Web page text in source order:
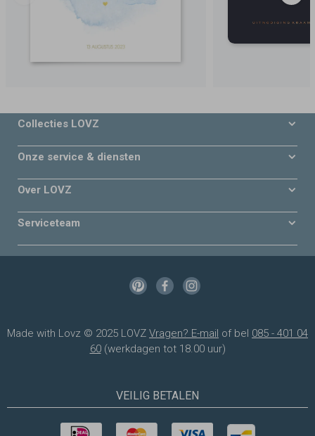
Collecties LOVZ
Onze service & diensten
Over LOVZ
Serviceteam
Made with Lovz © 2025 LOVZ Vragen? E-mail of bel 085 - 401 04
60(werkdagen tot 18.00 uur)
VEILIG BETALEN